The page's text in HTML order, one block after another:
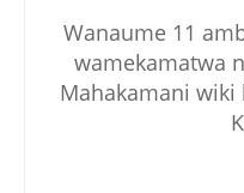
Wanaume 11
wamekamatwa
Mahakamani wiki